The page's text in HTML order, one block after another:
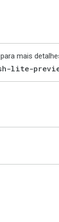
para mais
lite-